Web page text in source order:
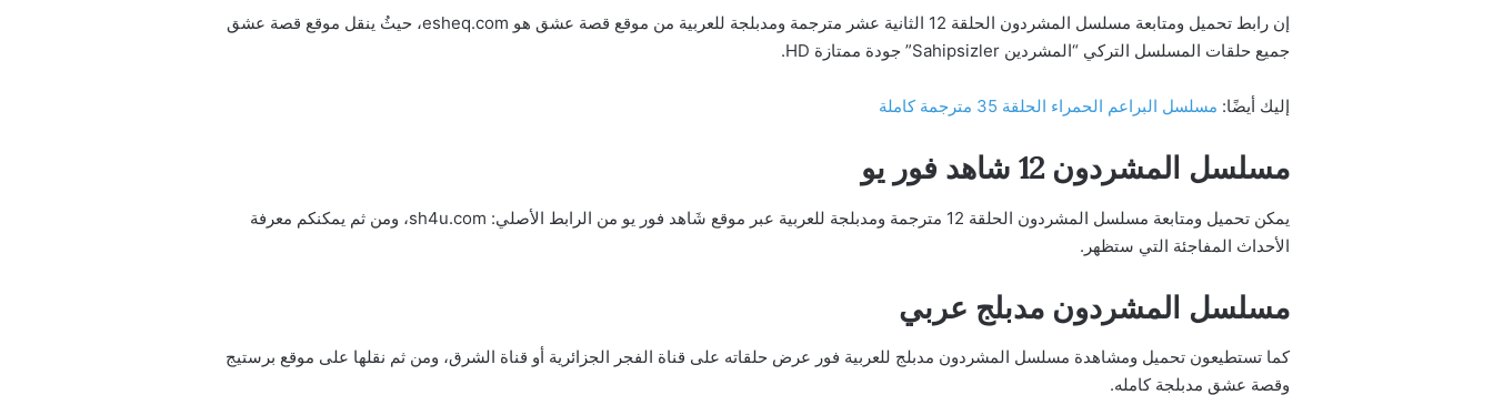
إن رابط تحميل ومتابعة مسلسل المشردون الحلقة 12 الثانية عشر مترجمة ومدبلجة للعربية من موقع قصة عشق هو esheq.com، حيثُ ينقل موقع قصة عشق
جميع حلقات المسلسل التركي “المشردين Sahipsizler” جودة ممتازة HD.
إليك أيضًا: مسلسل البراعم الحمراء الحلقة 35 مترجمة كاملة
مسلسل المشردون 12 شاهد فور يو
يمكن تحميل ومتابعة مسلسل المشردون الحلقة 12 مترجمة ومدبلجة للعربية عبر موقع شَاهد فور يو من الرابط الأصلي: sh4u.com، ومن ثم يمكنكم معرفة
الأحداث المفاجئة التي ستظهر.
مسلسل المشردون مدبلج عربي
كما تستطيعون تحميل ومشاهدة مسلسل المشردون مدبلج للعربية فور عرض حلقاته على قناة الفجر الجزائرية أو قناة الشرق، ومن ثم نقلها على موقع برستيج
وقصة عشق مدبلجة كامله.